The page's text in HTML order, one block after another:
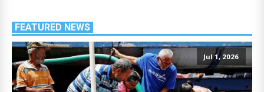
FEATURED NEWS
Jul 1, 2026